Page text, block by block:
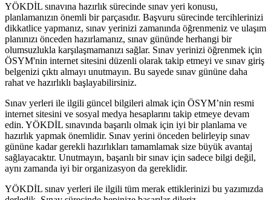
YÖKDİL sınavına hazırlık sürecinde sınav yeri konusu,
planlamanızın önemli bir parçasıdır. Başvuru sürecinde tercihlerinizi
dikkatlice yapmanız, sınav yerinizi zamanında öğrenmeniz ve ulaşım
planınızı önceden hazırlamanız, sınav gününde herhangi bir
olumsuzlukla karşılaşmamanızı sağlar. Sınav yerinizi öğrenmek için
ÖSYM'nin internet sitesini düzenli olarak takip etmeyi ve sınav giriş
belgenizi çıktı almayı unutmayın. Bu sayede sınav gününe daha
rahat ve hazırlıklı başlayabilirsiniz.
Sınav yerleri ile ilgili güncel bilgileri almak için ÖSYM’nin resmi
internet sitesini ve sosyal medya hesaplarını takip etmeye devam
edin. YÖKDİL sınavında başarılı olmak için iyi bir planlama ve
hazırlık yapmak önemlidir. Sınav yerini önceden belirleyip sınav
gününe kadar gerekli hazırlıkları tamamlamak size büyük avantaj
sağlayacaktır. Unutmayın, başarılı bir sınav için sadece bilgi değil,
aynı zamanda iyi bir organizasyon da gereklidir.
YÖKDİL sınav yerleri ile ilgili tüm merak ettiklerinizi bu yazımızda